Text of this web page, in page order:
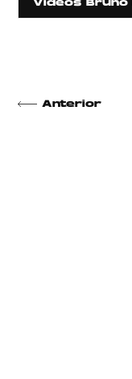
Videos Bruno
Anterior